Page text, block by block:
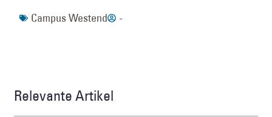
Campus Westend -
Relevante Artikel